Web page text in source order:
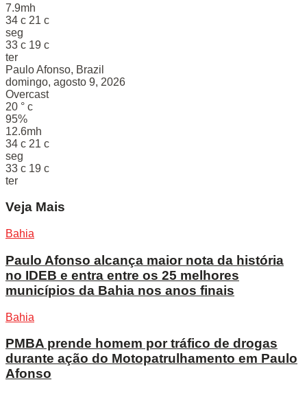
7.9mh
34 c 21 c
seg
33 c 19 c
ter
Paulo Afonso, Brazil
domingo, agosto 9, 2026
Overcast
20 ° c
95%
12.6mh
34 c 21 c
seg
33 c 19 c
ter
Veja Mais
Bahia
Paulo Afonso alcança maior nota da história
no IDEB e entra entre os 25 melhores
municípios da Bahia nos anos finais
Bahia
PMBA prende homem por tráfico de drogas
durante ação do Motopatrulhamento em Paulo
Afonso